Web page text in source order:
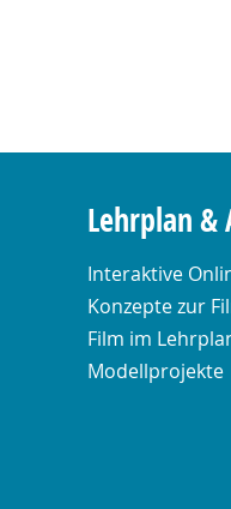
Lehrplan &
Interaktive
Konzepte zur
Film im
Modellprojekte